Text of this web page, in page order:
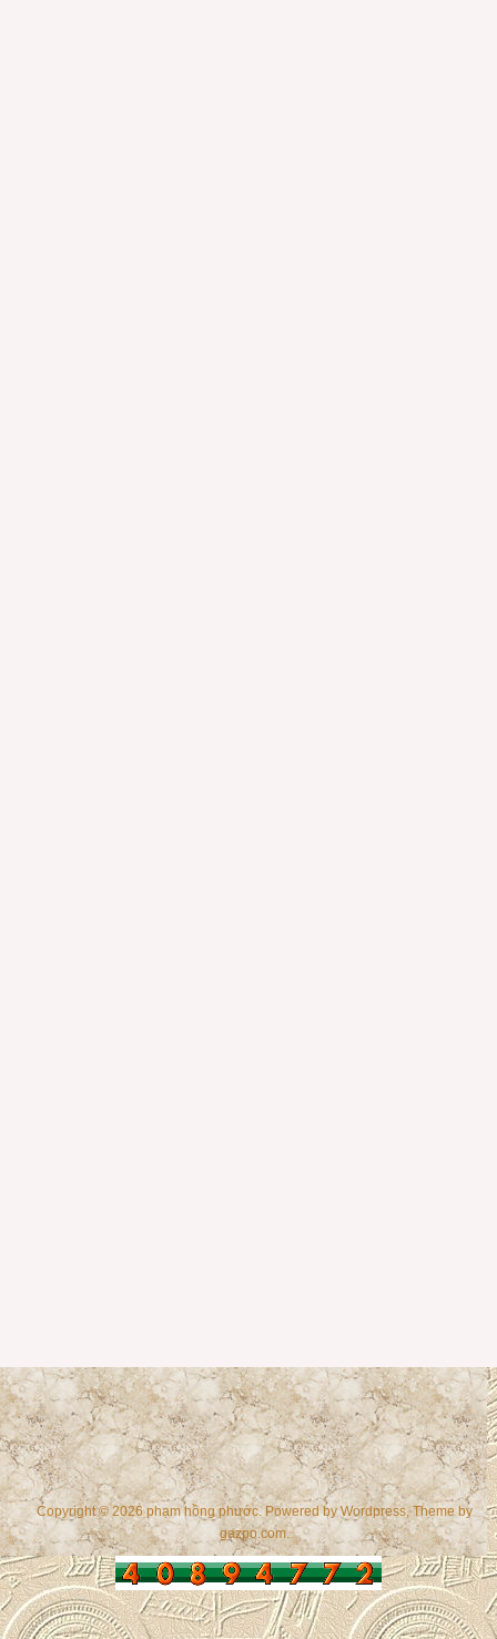
Copyright © 2026 phạm hồng phước. Powered byWordpress , Theme by
gazpo.com.